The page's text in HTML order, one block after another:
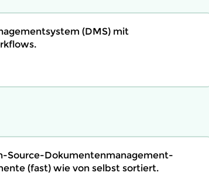
(DMS) mit
Source-Dokumenten­management­
(fast) wie von selbst sortiert.